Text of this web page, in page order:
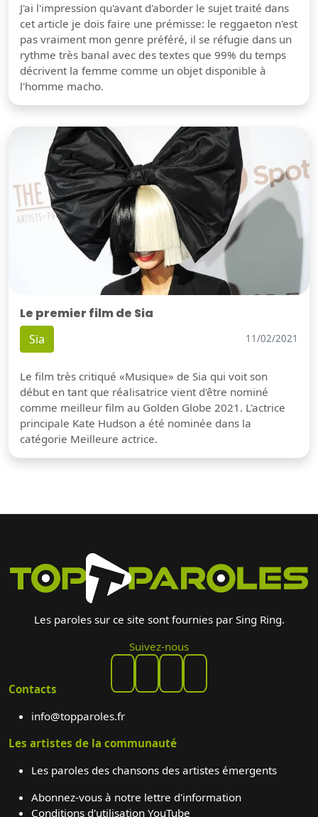
J'ai l'impression qu'avant d'aborder le sujet traité dans
cet article je dois faire une prémisse: le reggaeton n'est
pas vraiment mon genre préféré, il se réfugie dans un
rythme très banal avec des textes que 99% du temps
décrivent la femme comme un objet disponible à
l'homme macho.
Le premier film de Sia
Sia 11/02/2021
Le film très critiqué «Musique» de Sia qui voit son
début en tant que réalisatrice vient d'être nominé
comme meilleur film au Golden Globe 2021. L'actrice
principale Kate Hudson a été nominée dans la
catégorie Meilleure actrice.
Les paroles sur ce site sont fournies par Sing Ring.
Suivez-nous
Contacts
info@topparoles.fr
Les artistes de la communauté
Les paroles des chansons des artistes émergents
Abonnez-vous à notre lettre d'information
Conditions d'utilisation YouTube